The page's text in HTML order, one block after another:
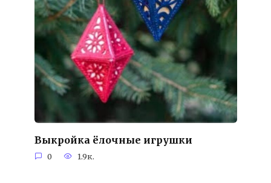
Выкройка ёлочные игрушки
0 1.9к.